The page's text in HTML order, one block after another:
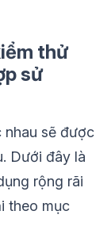
thử
sử
nhau sẽ được
Dưới đây là
rộng rãi
theo mục